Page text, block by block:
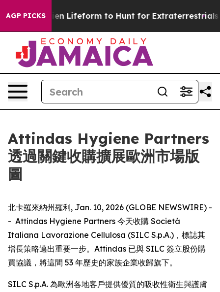
AGP PICKS
Virtual Alien Lifeform to Hunt for Extraterrestrials
Attindas Hygiene Partners
透過關鍵收購擴展歐洲市場版
圖
北卡羅來納州羅利, Jan. 10, 2026 (GLOBE NEWSWIRE) -
- Attindas Hygiene Partners 今天收購 Società
Italiana Lavorazione Cellulosa (SILC S.p.A.)，標誌其
增長策略邁出重要一步。Attindas 已與 SILC 簽立股份購
買協議，將這間 53 年歷史的家族企業收歸旗下。
SILC S.p.A. 為歐洲各地客戶提供優質的吸收性衛生與護膚